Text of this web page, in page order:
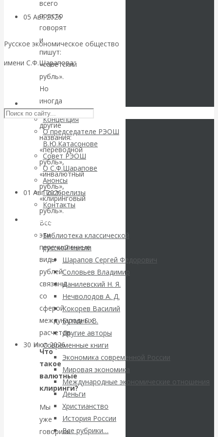
Русское экономическое общество
имени С.Ф.Шарапова
Skip to content
РЭОШ
Концепция
О председателе РЭОШ
В.Ю.Катасонове
Совет РЭОШ
О С.Ф.Шарапове
Анонсы
Пост-релизы
Контакты
Библиотека
Библиотека классической
русской мысли
Шарапов Сергей Федорович
Соловьев Владимир
Данилевский Н. Я.
Нечволодов А. Д.
Кокорев Василий
Бутми Г. В.
Другие авторы
Современные книги
Экономика современной России
Мировая экономика
Международные экономические отношения
Деньги
Христианство
История России
Все рубрики…
05 Авг 2026Деньги
Валентин
Катасонов. Еще
раз на тему
блокировки
банковских
счетов
01 Авг 2026Геополитика
ВАлентин
Катасонов.
Саммит НАТО в
Турции: Drang
nach Osten
30 Июл 2026Банки
Валентин
Катасонов. Кто
определяет
всего
просто
говорят
и
пишут:
«советский
рубль».
Но
иногда
встречаются
другие
названия:
«переводной
рубль»,
«инвалютный
рубль»,
«клиринговый
рубль».
Все
эти
перечисленные
виды
рублей
связаны
со
сферой
международных
расчетов.
Что
такое
валютные
клиринги?
Мы
уже
говорили